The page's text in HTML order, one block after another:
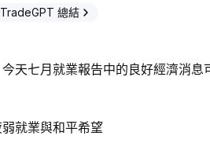
總結
天七月就業報告中的良好經濟消息
就業與和平希望